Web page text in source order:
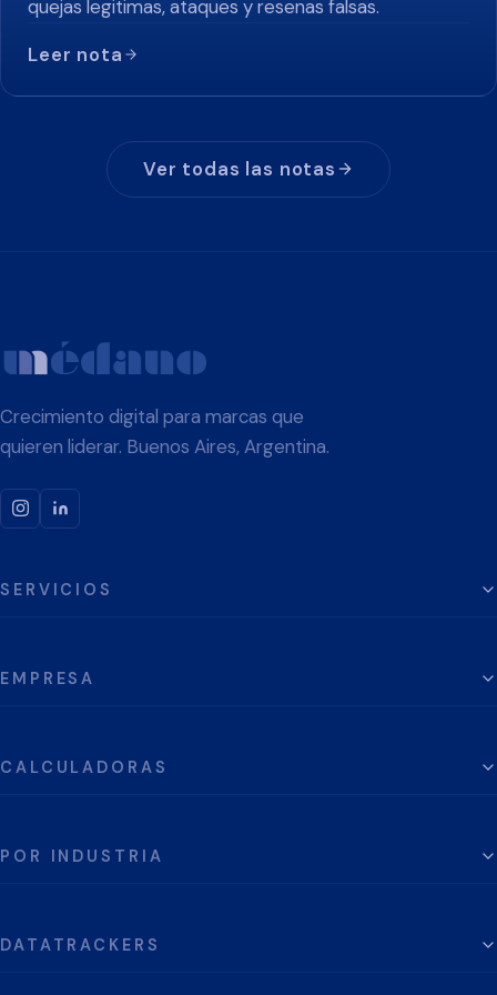
quejas legitimas, ataques y resenas falsas.
Leer nota
Ver todas las notas
Crecimiento digital para marcas que
quieren liderar. Buenos Aires, Argentina.
SERVICIOS
EMPRESA
CALCULADORAS
POR INDUSTRIA
DATATRACKERS